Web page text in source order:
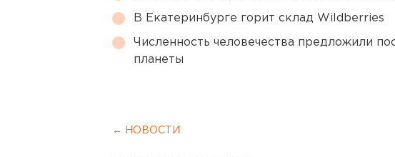
В Екатеринбурге горит склад Wildberries
Численность человечества предложили
планеты
← НОВОСТИ